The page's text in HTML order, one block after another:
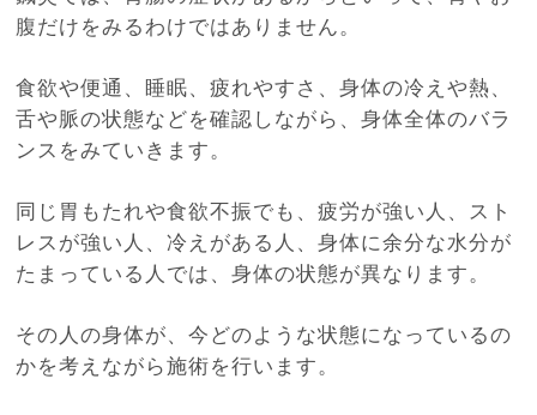
腹だけをみるわけではありません。
食欲や便通、睡眠、疲れやすさ、身体の冷えや熱、
舌や脈の状態などを確認しながら、身体全体のバラ
ンスをみていきます。
同じ胃もたれや食欲不振でも、疲労が強い人、スト
レスが強い人、冷えがある人、身体に余分な水分が
たまっている人では、身体の状態が異なります。
その人の身体が、今どのような状態になっているの
かを考えながら施術を行います。